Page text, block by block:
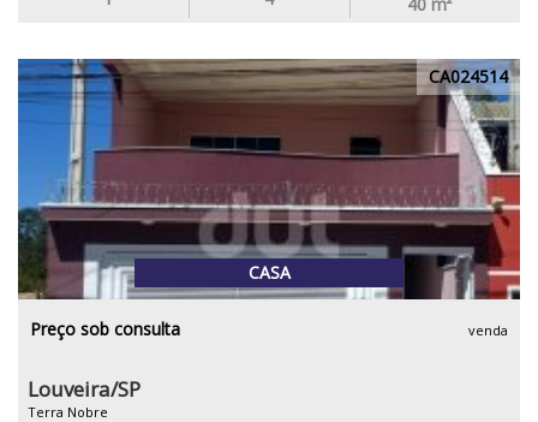
CA024514
CASA
Preço sob consulta venda
Louveira/SP
Terra Nobre